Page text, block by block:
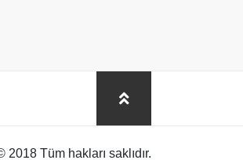
2018 Tüm hakları saklıdır.